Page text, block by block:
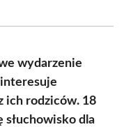
wydarzenie
ich rodziców. 18
słuchowisko dla